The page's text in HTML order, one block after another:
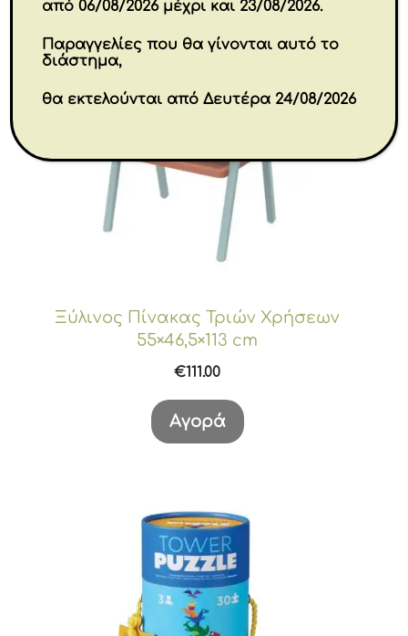
Ξύλινος Πίνακας Τριών Χρήσεων
55×46,5×113 cm
€111.00
Αγορά
από 06/08/2026 μέχρι και 23/08/2026.
Παραγγελίες που θα γίνονται αυτό το
διάστημα,
θα εκτελούνται από Δευτέρα 24/08/2026